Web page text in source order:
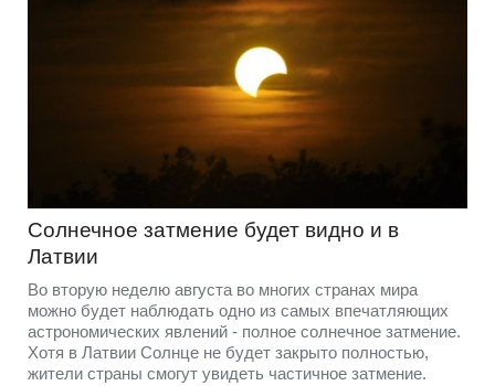
Солнечное затмение будет видно и в
Латвии
Во вторую неделю августа во многих странах мира
можно будет наблюдать одно из самых впечатляющих
астрономических явлений - полное солнечное затмение.
Хотя в Латвии Солнце не будет закрыто полностью,
жители страны смогут увидеть частичное затмение.